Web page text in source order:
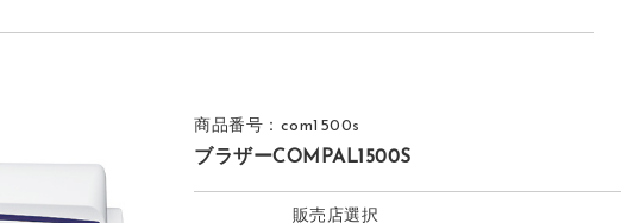
商品番号：com1500s
ブラザーCOMPAL1500S
販売店選択